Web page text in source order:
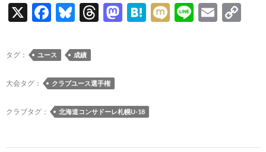
X
F
e
o
o
Bl
es
y
T
ds
M
n
H
M Li
E
タグ： ユース 成績
大会タグ： クラブユース選手権
クラブタグ： 北海道コンサドーレ札幌U-18